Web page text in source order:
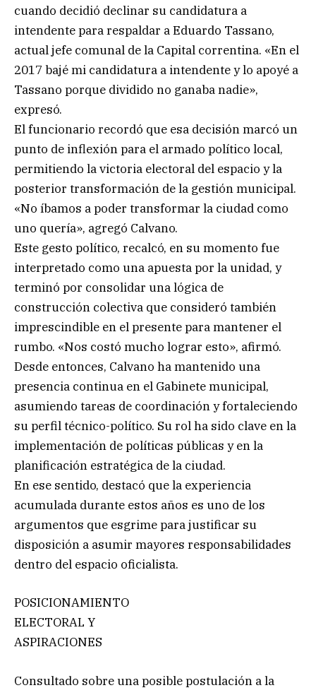
cuando decidió declinar su candidatura a
intendente para respaldar a Eduardo Tassano,
actual jefe comunal de la Capital correntina. «En el
2017 bajé mi candidatura a intendente y lo apoyé a
Tassano porque dividido no ganaba nadie»,
expresó.
El funcionario recordó que esa decisión marcó un
punto de inflexión para el armado político local,
permitiendo la victoria electoral del espacio y la
posterior transformación de la gestión municipal.
«No íbamos a poder transformar la ciudad como
uno quería», agregó Calvano.
Este gesto político, recalcó, en su momento fue
interpretado como una apuesta por la unidad, y
terminó por consolidar una lógica de
construcción colectiva que consideró también
imprescindible en el presente para mantener el
rumbo. «Nos costó mucho lograr esto», afirmó.
Desde entonces, Calvano ha mantenido una
presencia continua en el Gabinete municipal,
asumiendo tareas de coordinación y fortaleciendo
su perfil técnico-político. Su rol ha sido clave en la
implementación de políticas públicas y en la
planificación estratégica de la ciudad.
En ese sentido, destacó que la experiencia
acumulada durante estos años es uno de los
argumentos que esgrime para justificar su
disposición a asumir mayores responsabilidades
dentro del espacio oficialista.
POSICIONAMIENTO
ELECTORAL Y
ASPIRACIONES
Consultado sobre una posible postulación a la